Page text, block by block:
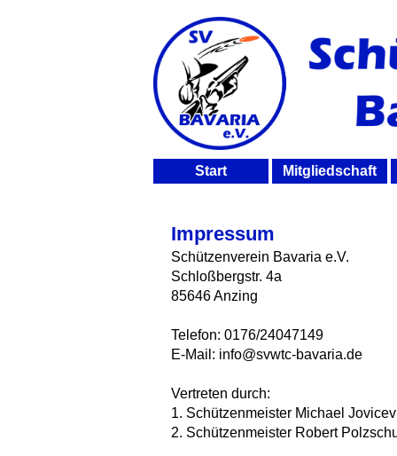
Start Mitgliedschaft
Impressum
Schützenverein Bavaria e.V.
Schloßbergstr. 4a
85646 Anzing
Telefon: 0176/24047149
E-Mail: info@svwtc-bavaria.de
Vertreten durch:
1. Schützenmeister Michael
2. Schützenmeister Robert